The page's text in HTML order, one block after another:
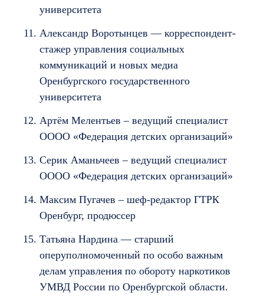
университета
Александр Воротынцев — корреспондент-
стажер управления социальных
коммуникаций и новых медиа
Оренбургского государственного
университета
Артём Мелентьев – ведущий специалист
ОООО «Федерация детских организаций»
Серик Аманьчеев – ведущий специалист
ОООО «Федерация детских организаций»
Максим Пугачев – шеф-редактор ГТРК
Оренбург, продюссер
Татьяна Нардина — старший
оперуполномоченный по особо важным
делам управления по обороту наркотиков
УМВД России по Оренбургской области.